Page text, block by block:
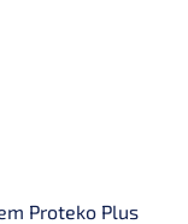
Proteko Plus